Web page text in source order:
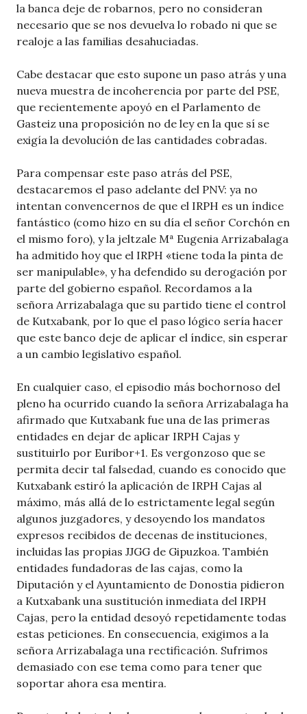
la banca deje de robarnos, pero no consideran
necesario que se nos devuelva lo robado ni que se
realoje a las familias desahuciadas.
Cabe destacar que esto supone un paso atrás y una
nueva muestra de incoherencia por parte del PSE,
que recientemente apoyó en el Parlamento de
Gasteiz una proposición no de ley en la que sí se
exigía la devolución de las cantidades cobradas.
Para compensar este paso atrás del PSE,
destacaremos el paso adelante del PNV: ya no
intentan convencernos de que el IRPH es un índice
fantástico (como hizo en su día el señor Corchón en
el mismo foro), y la jeltzale Mª Eugenia Arrizabalaga
ha admitido hoy que el IRPH «tiene toda la pinta de
ser manipulable», y ha defendido su derogación por
parte del gobierno español. Recordamos a la
señora Arrizabalaga que su partido tiene el control
de Kutxabank, por lo que el paso lógico sería hacer
que este banco deje de aplicar el índice, sin esperar
a un cambio legislativo español.
En cualquier caso, el episodio más bochornoso del
pleno ha ocurrido cuando la señora Arrizabalaga ha
afirmado que Kutxabank fue una de las primeras
entidades en dejar de aplicar IRPH Cajas y
sustituirlo por Euribor+1. Es vergonzoso que se
permita decir tal falsedad, cuando es conocido que
Kutxabank estiró la aplicación de IRPH Cajas al
máximo, más allá de lo estrictamente legal según
algunos juzgadores, y desoyendo los mandatos
expresos recibidos de decenas de instituciones,
incluidas las propias JJGG de Gipuzkoa. También
entidades fundadoras de las cajas, como la
Diputación y el Ayuntamiento de Donostia pidieron
a Kutxabank una sustitución inmediata del IRPH
Cajas, pero la entidad desoyó repetidamente todas
estas peticiones. En consecuencia, exigimos a la
señora Arrizabalaga una rectificación. Sufrimos
demasiado con ese tema como para tener que
soportar ahora esa mentira.